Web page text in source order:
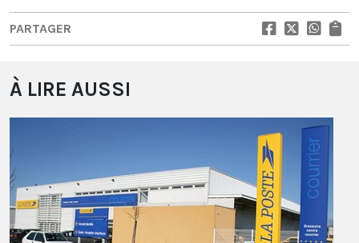
PARTAGER
À LIRE AUSSI